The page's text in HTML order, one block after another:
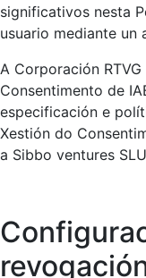
significativos nesta
usuario mediante un
A Corporación
Consentimento de
especificación e
Xestión do
a Sibbo ventures